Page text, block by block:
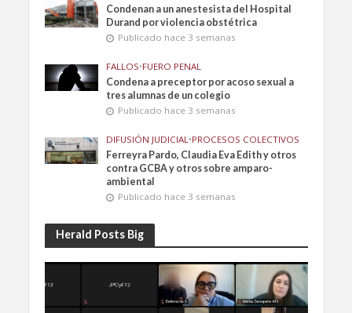
Condenan a un anestesista del Hospital
Durand por violencia obstétrica
Publicado hace 3 semanas
FALLOS•FUERO PENAL
Condena a preceptor por acoso sexual a
tres alumnas de un colegio
Publicado hace 3 semanas
DIFUSIÓN JUDICIAL •PROCESOS COLECTIVOS
Ferreyra Pardo, Claudia Eva Edith y otros
contra GCBA y otros sobre amparo-
ambiental
Publicado hace 3 semanas
Herald Posts Big